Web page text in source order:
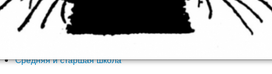
Классные часы, внеклассные
мероприятия
Работа с родителями
Средняя и старшая школа